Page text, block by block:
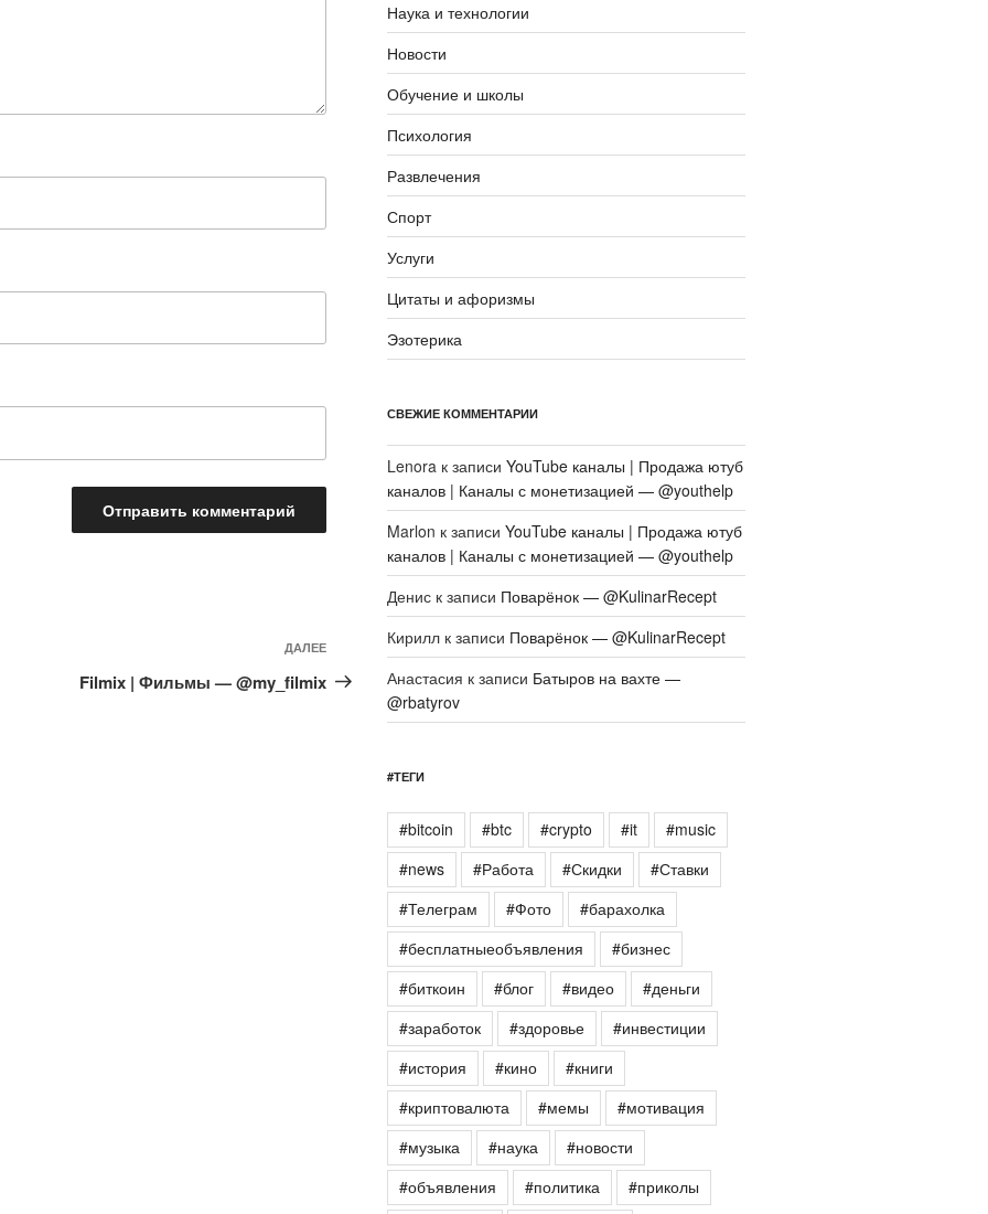
Следующая
запись
ДАЛЕЕ
Filmix | Фильмы — @my_filmix
Наука и технологии
Новости
Обучение и школы
Психология
Развлечения
Спорт
Услуги
Цитаты и афоризмы
Эзотерика
СВЕЖИЕ КОММЕНТАРИИ
Lenoraк записи YouTube каналы | Продажа ютуб
каналов | Каналы с монетизацией — @youthelp
Marlon к записи YouTube каналы | Продажа ютуб
каналов | Каналы с монетизацией — @youthelp
Дениск записи Поварёнок — @KulinarRecept
Кириллк записи Поварёнок — @KulinarRecept
Анастасия к записи Батыров на вахте —
@rbatyrov
#ТЕГИ
#bitcoin #btc #crypto #it
#music
#news
#Работа #Скидки
#Ставки
#Телеграм
#Фото
#барахолка
#бесплатныеобъявления
#бизнес
#биткоин
#блог #видео
#деньги
#заработок
#здоровье
#инвестиции
#история
#кино
#книги
#криптовалюта
#мемы
#мотивация
#музыка
#наука
#новости
#объявления
#политика
#приколы